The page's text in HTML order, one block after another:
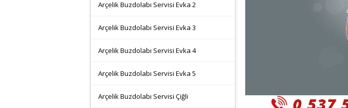
Arçelik Buzdolabı Servisi Evka 2
Arçelik Buzdolabı Servisi Evka 3
Arçelik Buzdolabı Servisi Evka 4
Arçelik Buzdolabı Servisi Evka 5
Arçelik Buzdolabı Servisi Çiğli